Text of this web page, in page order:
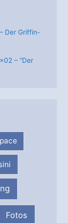
Der Griffin-
– “Der
Fotos